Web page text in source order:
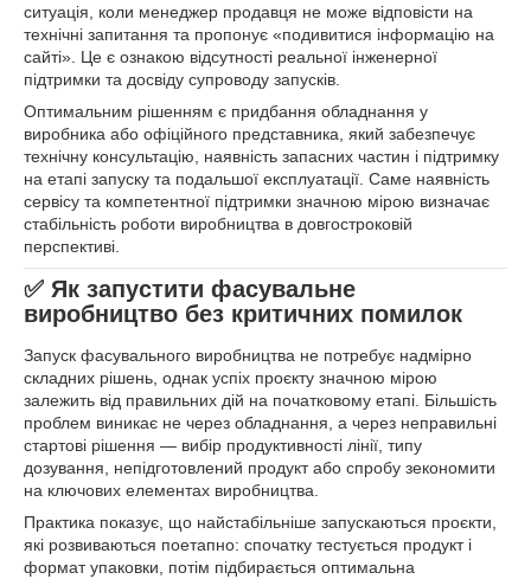
ситуація, коли менеджер продавця не може відповісти на
технічні запитання та пропонує «подивитися інформацію на
сайті». Це є ознакою відсутності реальної інженерної
підтримки та досвіду супроводу запусків.
Оптимальним рішенням є придбання обладнання у
виробника або офіційного представника, який забезпечує
технічну консультацію, наявність запасних частин і підтримку
на етапі запуску та подальшої експлуатації. Саме наявність
сервісу та компетентної підтримки значною мірою визначає
стабільність роботи виробництва в довгостроковій
перспективі.
✅ Як запустити фасувальне
виробництво без критичних помилок
Запуск фасувального виробництва не потребує надмірно
складних рішень, однак успіх проєкту значною мірою
залежить від правильних дій на початковому етапі. Більшість
проблем виникає не через обладнання, а через неправильні
стартові рішення — вибір продуктивності лінії, типу
дозування, непідготовлений продукт або спробу зекономити
на ключових елементах виробництва.
Практика показує, що найстабільніше запускаються проєкти,
які розвиваються поетапно: спочатку тестується продукт і
формат упаковки, потім підбирається оптимальна